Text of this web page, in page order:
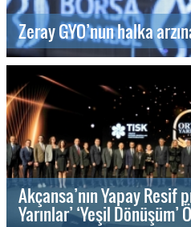
Zeray GYO’nun halka
Akçansa’nın Yapay Resif
Yarınlar’ ‘Yeşil Dönüşüm’